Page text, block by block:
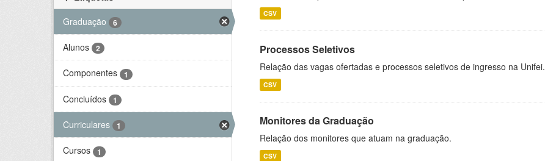
Graduação
6
Alunos 2
Componentes 1
Concluídos 1
Curriculares 1
Cursos 1
CSV
Processos Seletivos
Relação das vagas ofertadas e processos seletivos de ingresso na Unifei.
CSV
Monitores da Graduação
Relação dos monitores que atuam na graduação.
CSV